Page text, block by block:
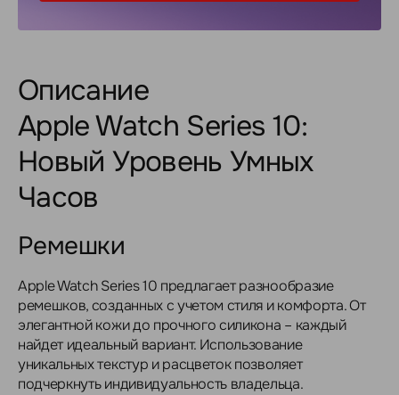
Описание
Apple Watch Series 10:
Новый Уровень Умных
Часов
Ремешки
Apple Watch Series 10 предлагает разнообразие
ремешков, созданных с учетом стиля и комфорта. От
элегантной кожи до прочного силикона – каждый
найдет идеальный вариант. Использование
уникальных текстур и расцветок позволяет
подчеркнуть индивидуальность владельца.